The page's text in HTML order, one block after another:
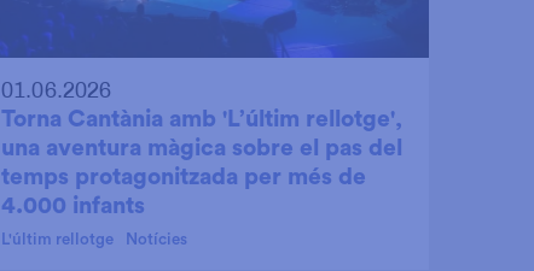
01.06.2026
Torna Cantània amb 'L’últim rellotge',
una aventura màgica sobre el pas del
temps protagonitzada per més de
4.000 infants
L'últim rellotge Notícies